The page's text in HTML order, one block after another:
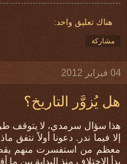
هناك تعليق واحد:
مشاركة
04 فبراير 2012
هل يُزوَّر التاريخ؟
هذا سؤال سرمدي، لا يتوقف
إلا فيما ندر. دعونا أولاً نتفق
معظم من استفسرت منهم
بدأ الاختلاف منذ البداية بين